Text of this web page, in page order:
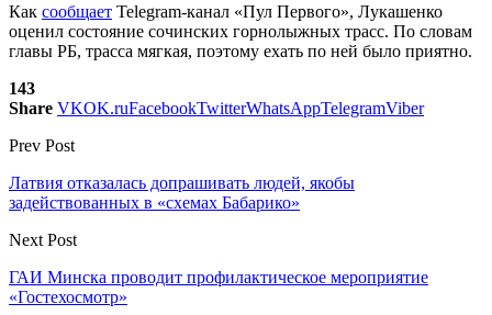
Как сообщает Telegram-канал «Пул Первого», Лукашенко
оценил состояние сочинских горнолыжных трасс. По словам
главы РБ, трасса мягкая, поэтому ехать по ней было приятно.
143
Share VKOK.ruFacebookTwitterWhatsAppTelegramViber
Prev Post
Латвия отказалась допрашивать людей, якобы
задействованных в «схемах Бабарико»
Next Post
ГАИ Минска проводит профилактическое мероприятие
«Гостехосмотр»